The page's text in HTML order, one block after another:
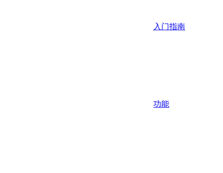
入门指南
功能